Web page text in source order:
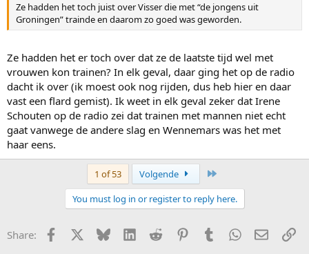
Ze hadden het toch juist over Visser die met “de jongens uit
Groningen” trainde en daarom zo goed was geworden.
Ze hadden het er toch over dat ze de laatste tijd wel met
vrouwen kon trainen? In elk geval, daar ging het op de radio
dacht ik over (ik moest ook nog rijden, dus heb hier en daar
vast een flard gemist). Ik weet in elk geval zeker dat Irene
Schouten op de radio zei dat trainen met mannen niet echt
gaat vanwege de andere slag en Wennemars was het met
haar eens.
1 of 53 Volgende
You must log in or register to reply here.
Share: Facebook Bluesky LinkedInReddit PinterestTumblrWhatsApp
E-mail